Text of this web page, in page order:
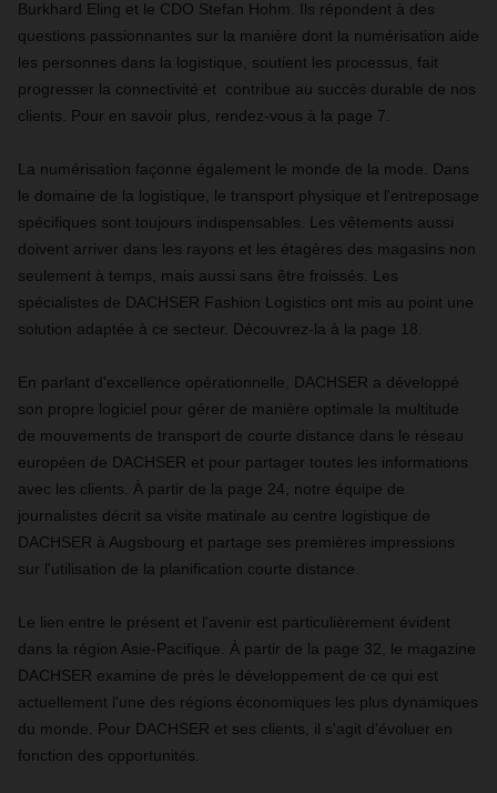
Burkhard Eling et le CDO Stefan Hohm. Ils répondent à des
questions passionnantes sur la manière dont la numérisation aide
les personnes dans la logistique, soutient les processus, fait
progresser la connectivité et contribue au succès durable de nos
clients. Pour en savoir plus, rendez-vous à la page 7.
La numérisation façonne également le monde de la mode. Dans
le domaine de la logistique, le transport physique et l'entreposage
spécifiques sont toujours indispensables. Les vêtements aussi
doivent arriver dans les rayons et les étagères des magasins non
seulement à temps, mais aussi sans être froissés. Les
spécialistes de DACHSER Fashion Logistics ont mis au point une
solution adaptée à ce secteur. Découvrez-la à la page 18.
En parlant d'excellence opérationnelle, DACHSER a développé
son propre logiciel pour gérer de manière optimale la multitude
de mouvements de transport de courte distance dans le réseau
européen de DACHSER et pour partager toutes les informations
avec les clients. À partir de la page 24, notre équipe de
journalistes décrit sa visite matinale au centre logistique de
DACHSER à Augsbourg et partage ses premières impressions
sur l'utilisation de la planification courte distance.
Le lien entre le présent et l'avenir est particulièrement évident
dans la région Asie-Pacifique. À partir de la page 32, le magazine
DACHSER examine de près le développement de ce qui est
actuellement l'une des régions économiques les plus dynamiques
du monde. Pour DACHSER et ses clients, il s'agit d'évoluer en
fonction des opportunités.